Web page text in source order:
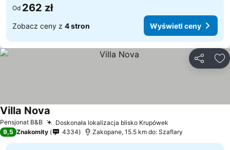
Od 262 zł
Zobacz ceny z 4 stron Wyświetl ceny
Pensjonat B&B Doskonała lokalizacja blisko Krupówek
Villa Nova
9,5 Znakomity 4334 Zakopane, 15.5 km do: Szaflary